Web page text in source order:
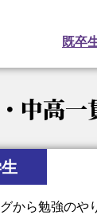
既卒
中高一
から勉強のや